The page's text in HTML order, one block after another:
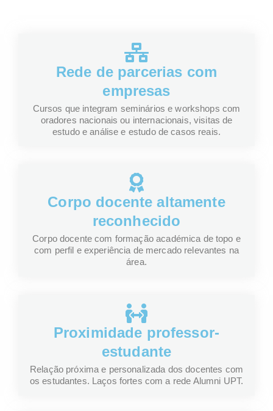
Rede de parcerias com
empresas
Cursos que integram seminários e workshops com
oradores nacionais ou internacionais, visitas de
estudo e análise e estudo de casos reais.
Corpo docente altamente
reconhecido
Corpo docente com formação académica de topo e
com perfil e experiência de mercado relevantes na
área.
Proximidade professor-
estudante
Relação próxima e personalizada dos docentes com
os estudantes. Laços fortes com a rede Alumni UPT.